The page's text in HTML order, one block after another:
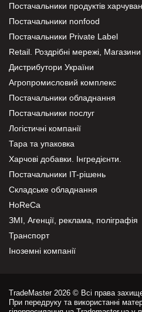
Постачальники продуктів
Постачальники nonfood
Постачальники Private Label
Retail. Роздрібні мережі, Магазини
Дистрибутори України
Агропромисловий комплекс
Постачальники обладнання
Постачальники послуг
Логістичні компанії
Тара та упаковка
Харчові добавки. Інгредієнти.
Постачальники IT-рішень
Складське обладнання
HoReCa
ЗМІ, Агенції, реклама, поліграфія
Транспорт
Іноземні компанії
TradeMaster 2026 © Всі права
При передруку та використанні